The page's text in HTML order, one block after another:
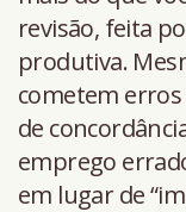
revisão, feita
produtiva.
cometem
de
emprego
em lugar de